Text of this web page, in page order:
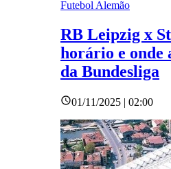
Futebol Alemão
RB Leipzig x
horário e onde
da Bundesliga
01/11/2025 | 02:00